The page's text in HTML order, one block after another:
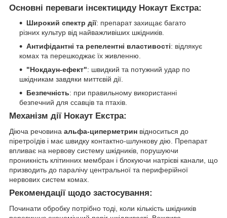
Основні переваги інсектициду Нокаут Екстра:
Широкий спектр дії: препарат захищає багато
різних культур від найважливіших шкідників.
Антифідантні та репелентні властивості: відлякує
комах та перешкоджає їх живленню.
"Нокдаун-ефект": швидкий та потужний удар по
шкідникам завдяки миттєвій дії.
Безпечність: при правильному використанні
безпечний для ссавців та птахів.
Механізм дії Нокаут Екстра:
Діюча речовина альфа-циперметрин відноситься до
піретроїдів і має швидку контактно-шлункову дію. Препарат
впливає на нервову систему шкідників, порушуючи
проникність клітинних мембран і блокуючи натрієві канали, що
призводить до паралічу центральної та периферійної
нервових систем комах.
Рекомендації щодо застосування:
Починати обробку потрібно тоді, коли кількість шкідників